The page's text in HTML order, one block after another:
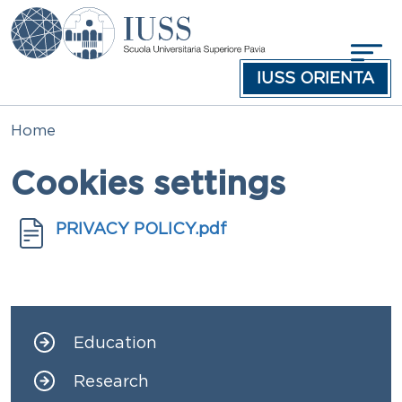
Skip to main content
IUSS ORIENTA
Home
Cookies settings
Documenti
DocumentPRIVACY POLICY.pdf
Navigazione principale
Education
Research